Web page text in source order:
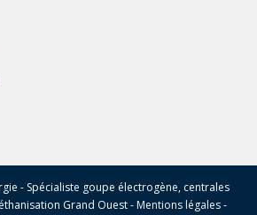
- Spécialiste goupe électrogène, centrales
Grand Ouest - Mentions légales-